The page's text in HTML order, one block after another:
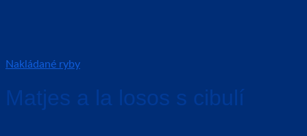
Nakládané ryby
Matjes a la losos s cibulí